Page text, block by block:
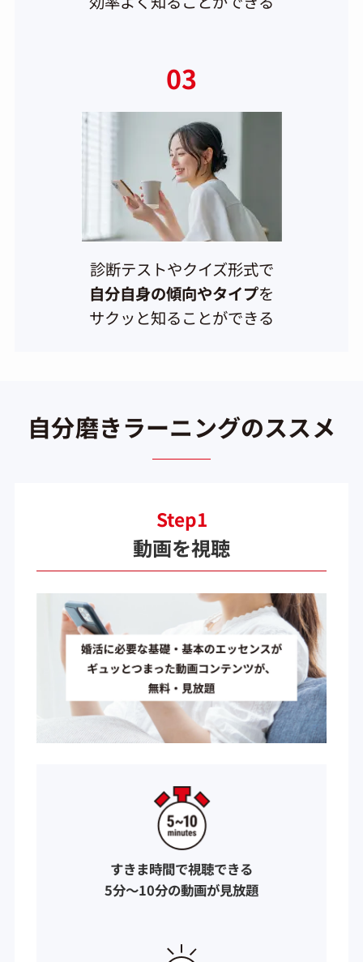
03
診断テストやクイズ形式で
自分自身の傾向やタイプを
サクッと知ることができる
自分磨きラーニングのススメ
Step1
動画を視聴
すきま時間で視聴できる
5分〜10分の動画が見放題